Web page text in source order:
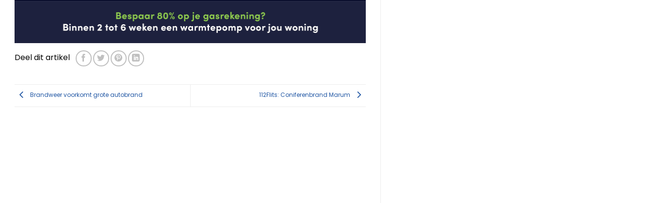
Deel dit artikel
Brandweer voorkomt grote autobrand 112Flits: Coniferenbrand Marum